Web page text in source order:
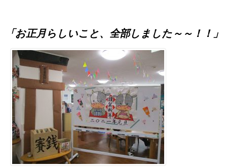
「お正月らしいこと、全部しました～～！！」